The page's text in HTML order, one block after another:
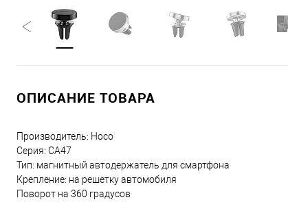
ОПИСАНИЕ ТОВАРА
Производитель: Hoco
Серия: CA47
Тип: магнитный автодержатель для смартфона
Крепление: на решетку автомобиля
Поворот на 360 градусов